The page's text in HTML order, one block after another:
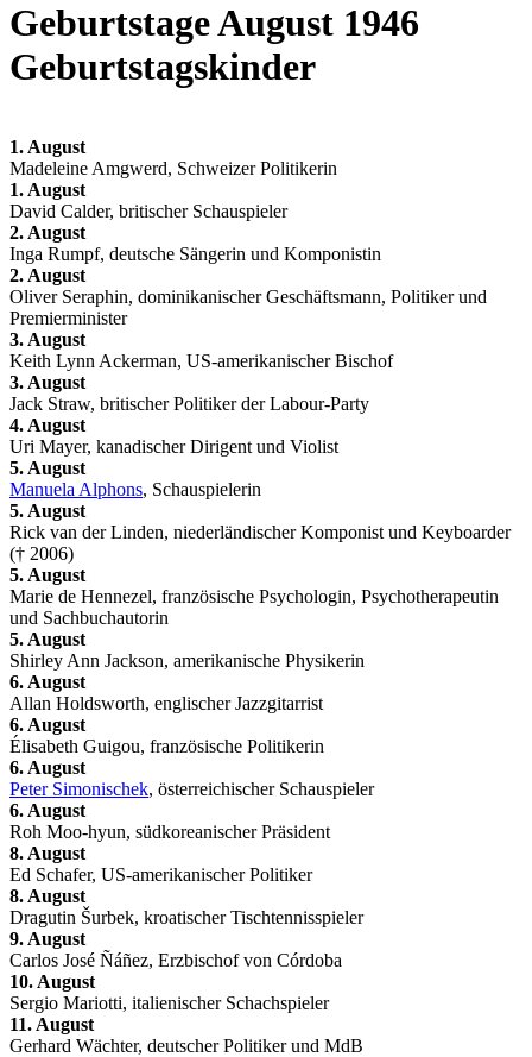
Geburtstage August 1946
Geburtstagskinder
1. August
Madeleine Amgwerd, Schweizer Politikerin
1. August
David Calder, britischer Schauspieler
2. August
Inga Rumpf, deutsche Sängerin und Komponistin
2. August
Oliver Seraphin, dominikanischer Geschäftsmann, Politiker und
Premierminister
3. August
Keith Lynn Ackerman, US-amerikanischer Bischof
3. August
Jack Straw, britischer Politiker der Labour-Party
4. August
Uri Mayer, kanadischer Dirigent und Violist
5. August
Manuela Alphons, Schauspielerin
5. August
Rick van der Linden, niederländischer Komponist und Keyboarder
(† 2006)
5. August
Marie de Hennezel, französische Psychologin, Psychotherapeutin
und Sachbuchautorin
5. August
Shirley Ann Jackson, amerikanische Physikerin
6. August
Allan Holdsworth, englischer Jazzgitarrist
6. August
Élisabeth Guigou, französische Politikerin
6. August
Peter Simonischek, österreichischer Schauspieler
6. August
Roh Moo-hyun, südkoreanischer Präsident
8. August
Ed Schafer, US-amerikanischer Politiker
8. August
Dragutin Šurbek, kroatischer Tischtennisspieler
9. August
Carlos José Ñáñez, Erzbischof von Córdoba
10. August
Sergio Mariotti, italienischer Schachspieler
11. August
Gerhard Wächter, deutscher Politiker und MdB